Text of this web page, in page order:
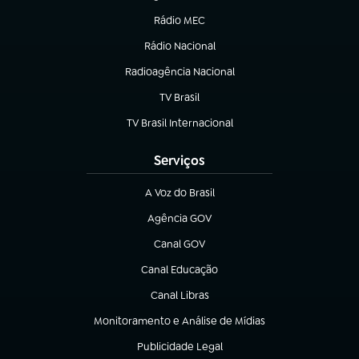
Rádio MEC
(abre em nova aba)
Rádio Nacional
Radioagência Nacional
(abre em nova aba)
TV Brasil
(abre em nova aba)
TV Brasil Internacional
(abre em nova aba)
Serviços
A Voz do Brasil
(abre em nova aba)
Agência GOV
(abre em nova aba)
Canal GOV
(abre em nova aba)
Canal Educação
(abre em nova aba)
Canal Libras
(abre em nova aba)
Monitoramento e Análise de Mídias
(abre em nova aba)
Publicidade Legal
(abre em nova aba)